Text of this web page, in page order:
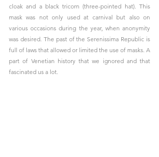
cloak and a black tricorn (three-pointed hat). This
mask was not only used at carnival but also on
various occasions during the year, when anonymity
was desired. The past of the Serenissima Republic is
full of laws that allowed or limited the use of masks. A
part of Venetian history that we ignored and that
fascinated us a lot.